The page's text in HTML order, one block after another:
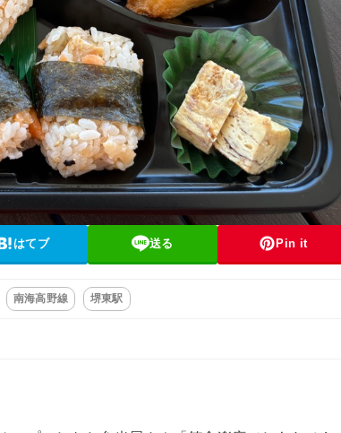
はてブ 送る Pin it
南海高野線 堺東駅